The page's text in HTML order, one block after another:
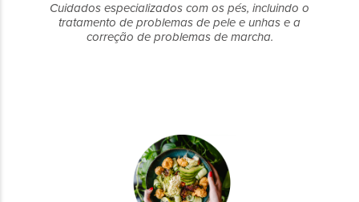
Cuidados especializados com os pés, incluindo o
tratamento de problemas de pele e unhas e a
correção de problemas de marcha.